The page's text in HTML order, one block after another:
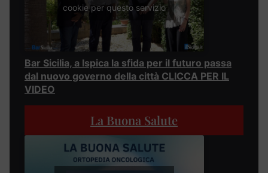
cookie per questo servizio
Bar Sicilia, a Ispica la sfida per il futuro passa
dal nuovo governo della città CLICCA PER IL
VIDEO
La Buona Salute